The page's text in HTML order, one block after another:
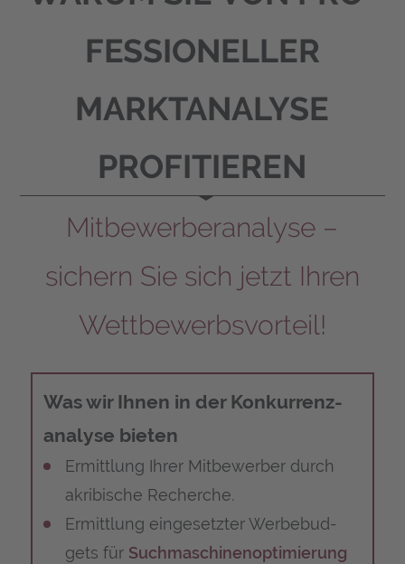
FES­SIO­NEL­LER
MARKT­ANA­LY­SE
PROFITIEREN
Mit­be­wer­ber­ana­ly­se –
sichern Sie sich jetzt Ihren
Wettbewerbsvorteil!
Was wir Ihnen in der Kon­kur­renz­
ana­ly­se bieten
Ermitt­lung Ihrer Mit­be­wer­ber durch
akri­bi­sche Recherche.
Ermitt­lung ein­ge­setz­ter Wer­be­bud­
gets für Such­ma­schi­nen­op­ti­mie­rung